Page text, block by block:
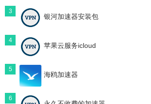
3
银河加速器安装包
4
苹果云服务icloud
5
海鸥加速器
6